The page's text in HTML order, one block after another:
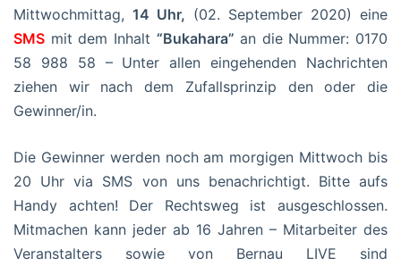
Mittwochmittag, 14 Uhr, (02. September 2020) eine
SMS mit dem Inhalt “Bukahara” an die Nummer: 0170
58 988 58 – Unter allen eingehenden Nachrichten
ziehen wir nach dem Zufallsprinzip den oder die
Gewinner/in.
Die Gewinner werden noch am morgigen Mittwoch bis
20 Uhr via SMS von uns benachrichtigt. Bitte aufs
Handy achten! Der Rechtsweg ist ausgeschlossen.
Mitmachen kann jeder ab 16 Jahren – Mitarbeiter des
Veranstalters sowie von Bernau LIVE sind